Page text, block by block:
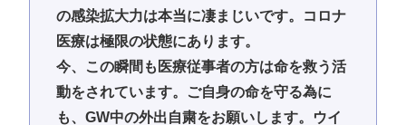
の感染拡大力は本当に凄まじいです。コロナ
医療は極限の状態にあります。
今、この瞬間も医療従事者の方は命を救う活
動をされています。ご自身の命を守る為に
も、GW中の外出自粛をお願いします。ウイ